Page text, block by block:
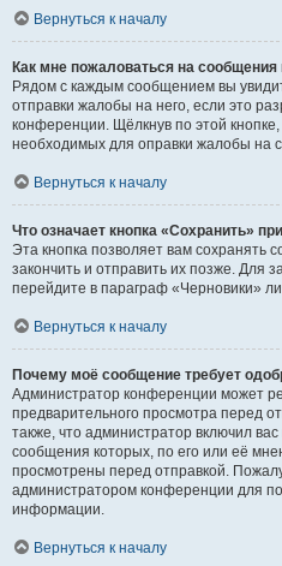
Вернуться к началу
Как мне пожаловаться на
Рядом с каждым сообщением вы
отправки жалобы на него, если это
конференции. Щёлкнув по этой
необходимых для оправки жалобы на
Вернуться к началу
Что означает кнопка «Сохранить»
Эта кнопка позволяет вам сохранять
закончить и отправить их позже. Для
перейдите в параграф «Черновики»
Вернуться к началу
Почему моё сообщение требует
Администратор конференции может
предварительного просмотра перед
также, что администратор включил
сообщения которых, по его или её
просмотрены перед отправкой.
администратором конференции для
информации.
Вернуться к началу